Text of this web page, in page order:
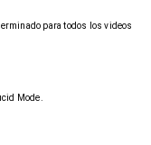
para todos los videos
Mode.